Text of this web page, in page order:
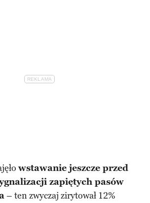
wstawanie jeszcze przed
zapiętych pasów
– ten zwyczaj zirytował 12%